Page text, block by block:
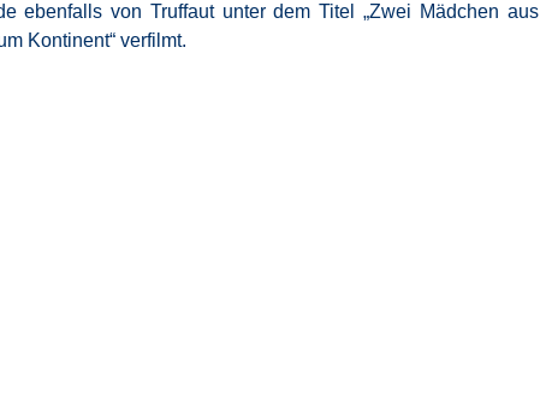
ebenfalls von Truffaut unter dem Titel „Zwei Mädchen aus
Kontinent“ verfilmt.